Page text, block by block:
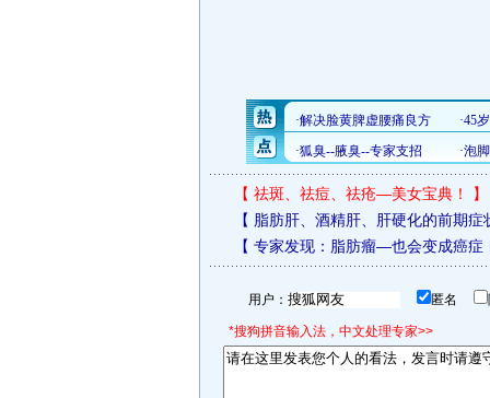
【 祛斑、祛痘、祛疮—美女宝典！ 】
【 脂肪肝、酒精肝、肝硬化的前期症
【 专家发现：脂肪瘤—也会变成癌症
用户： 匿名
*搜狗拼音输入法，中文处理专家>>